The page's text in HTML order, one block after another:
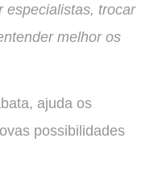
especialistas, trocar
melhor os
ajuda os
possibilidades